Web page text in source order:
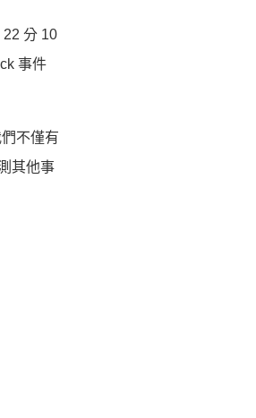
22 分 10
事件
不僅有
其他事